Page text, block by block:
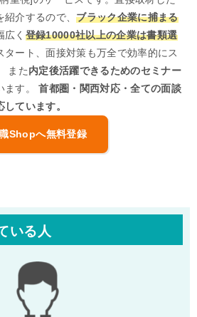
紹介するので、ブラック企業に捕まる
広く 登録10000社以上の企業は書類選
タート、面接対策も万全で効率的にス
また内定後活躍できるためのセミナー
ます。首都圏・関西対応・全ての面談
ています。
Shopへ無料登録
いる人